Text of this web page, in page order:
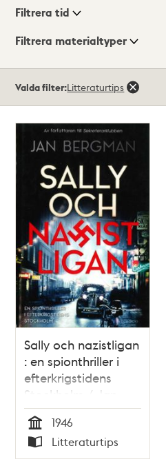
Visningsläge
Filtrera tid
Filtrera materialtyper
träffar
Valda filter:Litteraturtips
Sally och nazistligan
: en spionthriller i
efterkrigstidens
Stockholm / Jan
Bergman
Tid
1946
Typ
Litteraturtips